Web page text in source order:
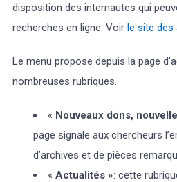
disposition des internautes qui
recherches en ligne. Voir le site des
Le menu propose depuis la page
nombreuses rubriques.
« Nouveaux dons,
page signale aux chercheurs
d’archives et de pièces
« Actualités »: cette